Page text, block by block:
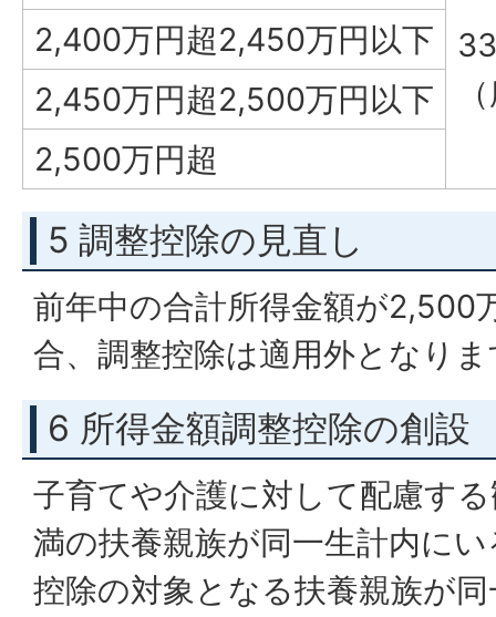
2,400万円超2,450万円以下
2,450万円超2,500万円以下
2,500万円超
5 調整控除の見直し
前年中の合計所得金額が2,500
合、調整控除は適用外となり
6 所得金額調整控除の創設
子育てや介護に対して配慮す
満の扶養親族が同一生計内に
控除の対象となる扶養親族が